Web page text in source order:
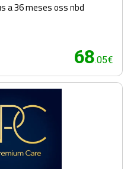
a 36 meses oss nbd
68.05€